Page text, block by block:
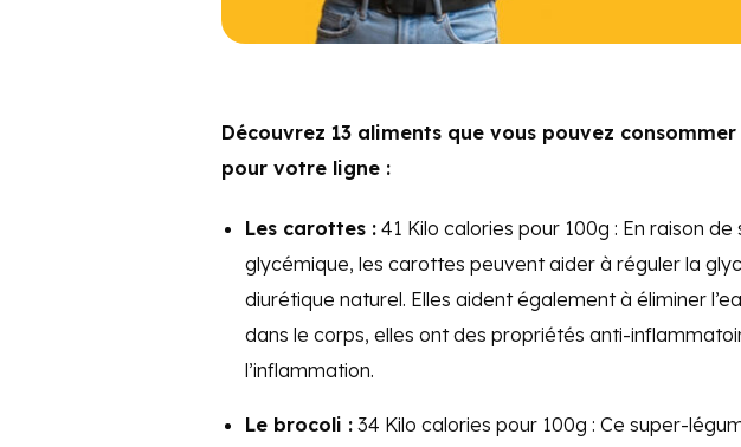
Découvrez 13 aliments que vous pouvez
pour votre ligne :
Les carottes : 41 Kilo calories pour 100g : En raison de
glycémique, les carottes peuvent aider à réguler la
diurétique naturel. Elles aident également à éliminer
dans le corps, elles ont des propriétés anti-
l’inflammation.
Le brocoli : 34 Kilo calories pour 100g : Ce super-